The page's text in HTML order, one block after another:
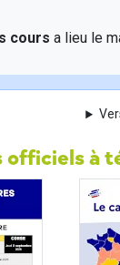
cours a lieu le
officiels à